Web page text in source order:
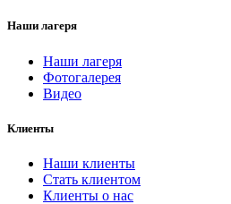
Наши лагеря
Наши лагеря
Фотогалерея
Видео
Клиенты
Наши клиенты
Стать клиентом
Клиенты о нас